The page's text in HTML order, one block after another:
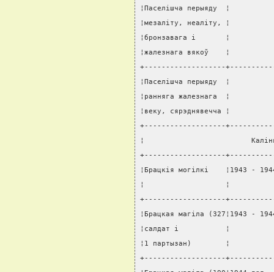
¦Паселiшча перыяду  ¦
¦мезалiту, неалiту, ¦
¦бронзавага i       ¦
¦жалезнага вякоў    ¦
+-------------------
¦Паселiшча перыяду  ¦
¦ранняга жалезнага  ¦
¦веку, сярэднявечча ¦
+-------------------
¦
+-------------------
¦Брацкiя могiлкi    ¦1943 -
¦                   ¦
+-------------------
¦Брацкая магiла (327¦1943 -
¦салдат i           ¦
¦1 партызан)        ¦
+-------------------